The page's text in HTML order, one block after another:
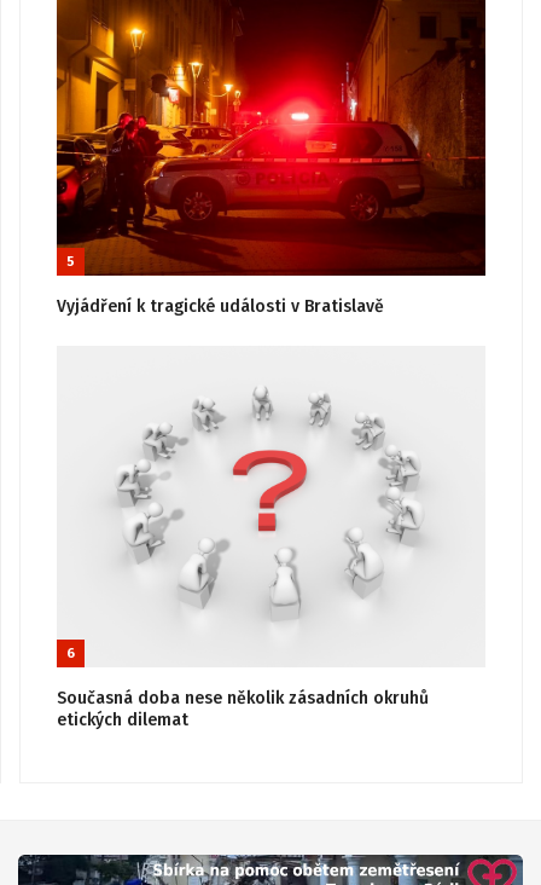
5
Vyjádření k tragické události v Bratislavě
6
Současná doba nese několik zásadních okruhů
etických dilemat